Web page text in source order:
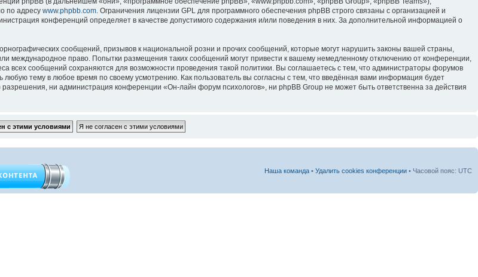
по адресу www.phpbb.com. Ограничения лицензии GPL для программного обеспечения phpBB строго связаны с организацией и
конференций определяет в качестве допустимого содержания и/или поведения в них. За дополнительной информацией о
сообщений, призывов к национальной розни и прочих сообщений, которые могут нарушить законы вашей страны,
международное право. Попытки размещения таких сообщений могут привести к вашему немедленному отключению от конференции,
всех сообщений сохраняются для возможности проведения такой политики. Вы соглашаетесь с тем, что администраторы форумов
тему в любое время по своему усмотрению. Как пользователь вы согласны с тем, что введённая вами информация будет
ни администрация конференции «Он-лайн форум психологов», ни phpBB Group не может быть ответственна за действия
Наша команда • Удалить cookies конференции • Часовой пояс: UTC